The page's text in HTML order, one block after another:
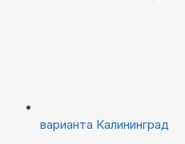
варианта Калининград